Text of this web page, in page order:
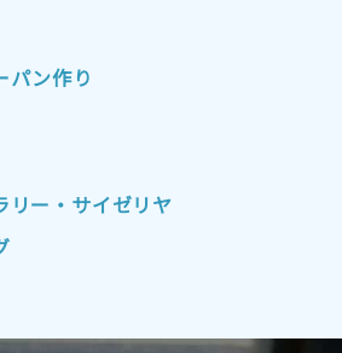
年9月
年12月 2021年11月
年9月
パン作り
リー・サイゼリヤ